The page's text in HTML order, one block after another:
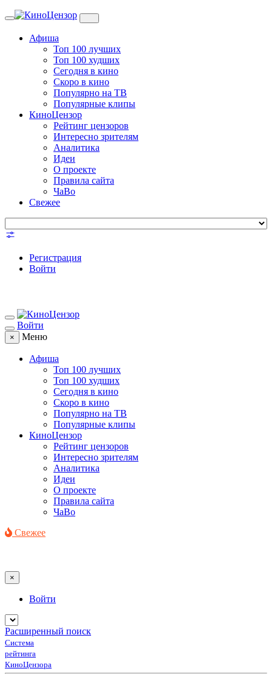
Toggle
Афиша
Топ 100 лучших
Топ 100 худших
Сегодня в кино
Скоро в кино
Популярно на ТВ
Популярные клипы
КиноЦензор
Рейтинг цензоров
Интересно зрителям
Аналитика
Идеи
О проекте
Правила сайта
ЧаВо
Свежее
Регистрация
Войти
Войти
× Меню
Афиша
Топ 100 лучших
Топ 100 худших
Сегодня в кино
Скоро в кино
Популярно на ТВ
Популярные клипы
КиноЦензор
Рейтинг цензоров
Интересно зрителям
Аналитика
Идеи
О проекте
Правила сайта
ЧаВо
Свежее
×
Войти
Расширенный поиск
Система
рейтинга
КиноЦензора